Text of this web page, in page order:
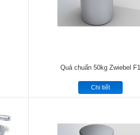
Quả chuẩn 50kg Zwiebel F1
Chi tiết